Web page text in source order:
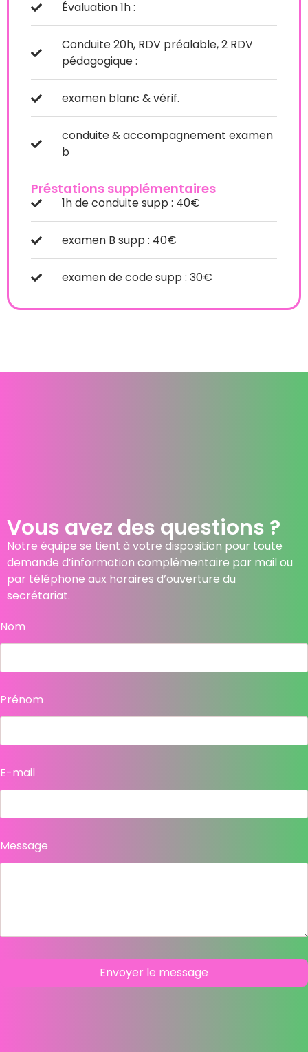
Évaluation 1h :
Conduite 20h, RDV préalable, 2 RDV
pédagogique :
examen blanc & vérif.
conduite & accompagnement examen
b
Préstations supplémentaires
1h de conduite supp : 40€
examen B supp : 40€
examen de code supp : 30€
Vous avez des questions ?
Notre équipe se tient à votre disposition pour toute
demande d’information complémentaire par mail ou
par téléphone aux horaires d’ouverture du
secrétariat.
Nom
Prénom
E-mail
Message
Envoyer le message